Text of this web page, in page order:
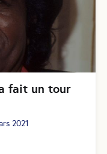
fait un tour
2021